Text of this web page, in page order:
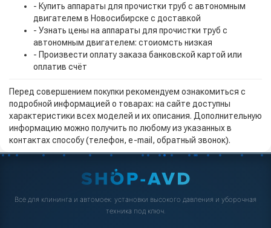
- Купить аппараты для прочистки труб с автономным
двигателем в Новосибирске с доставкой
- Узнать цены на аппараты для прочистки труб с
автономным двигателем: стоиомсть низкая
- Произвести оплату заказа банковской картой или
оплатив счёт
Перед совершением покупки рекомендуем ознакомиться с
подробной информацией о товарах: на сайте доступны
характеристики всех моделей и их описания. Дополнительную
информацию можно получить по любому из указанных в
контактах способу (телефон, e-mail, обратный звонок).
Всё для клининга и автомоек: установки высокого давления и уборочная
техника под ключ.